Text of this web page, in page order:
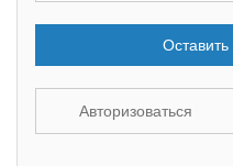
Авторизоваться